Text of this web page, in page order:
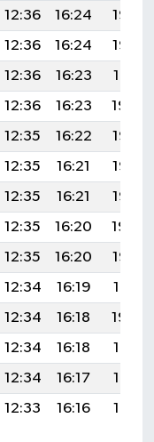
12:36 16:24
19:33
12:36 16:24
19:32
12:36 16:23
19:31
12:36 16:23
19:29
12:35 16:22
19:28
12:35 16:21
19:27
12:35 16:21
19:25
12:35 16:20
19:24
12:35 16:20
19:22
12:34 16:19
19:21
12:34 16:18
19:20
12:34 16:18
19:18
12:34 16:17
19:17
12:33 16:16 19:15